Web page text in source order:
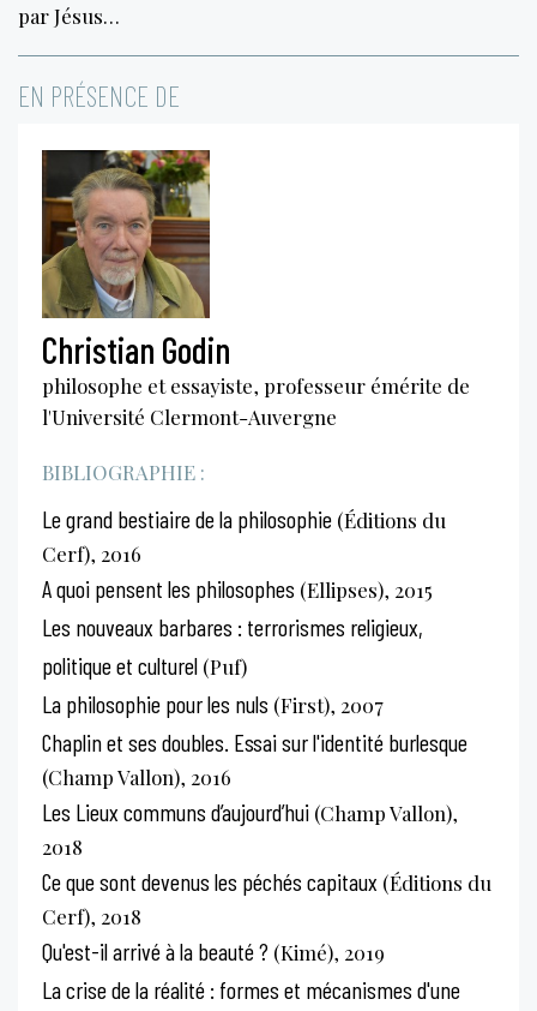
par Jésus…
EN PRÉSENCE DE
Christian Godin
philosophe et essayiste, professeur émérite de
l'Université Clermont-Auvergne
BIBLIOGRAPHIE :
Le grand bestiaire de la philosophie (Éditions du
Cerf), 2016
A quoi pensent les philosophes (Ellipses), 2015
Les nouveaux barbares : terrorismes religieux,
politique et culturel (Puf)
La philosophie pour les nuls (First), 2007
Chaplin et ses doubles. Essai sur l'identité burlesque
(Champ Vallon), 2016
Les Lieux communs d’aujourd’hui (Champ Vallon),
2018
Ce que sont devenus les péchés capitaux (Éditions du
Cerf), 2018
Qu'est-il arrivé à la beauté ? (Kimé), 2019
La crise de la réalité : formes et mécanismes d'une